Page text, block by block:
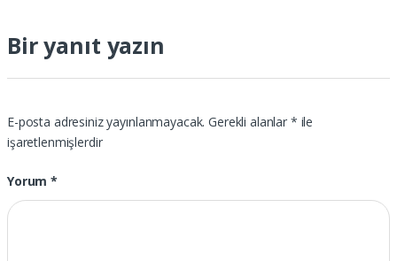
Bir yanıt yazın
E-posta adresiniz yayınlanmayacak. Gerekli alanlar * ile
işaretlenmişlerdir
Yorum*